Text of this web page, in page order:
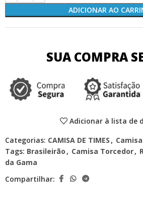
ADICIONAR AO
SUA COMPRA
Adicionar à lista de
Categorias: CAMISA DE TIMES ,
Tags: Brasileirão , Camisa Torcedor,
da Gama
Compartilhar: